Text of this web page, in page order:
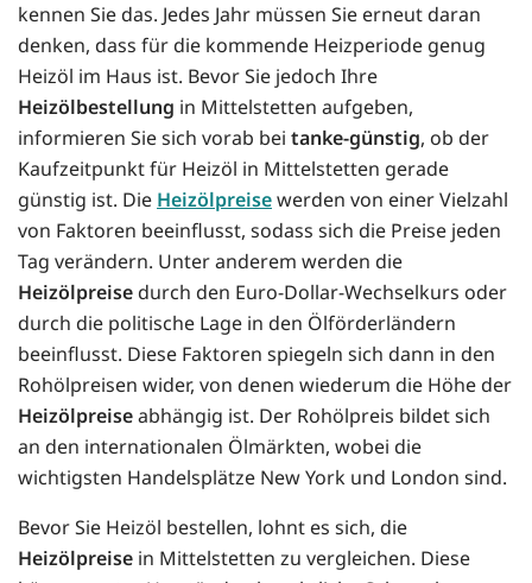
kennen Sie das. Jedes Jahr müssen Sie erneut daran
denken, dass für die kommende Heizperiode genug
Heizöl im Haus ist. Bevor Sie jedoch Ihre
Heizölbestellung in Mittelstetten aufgeben,
informieren Sie sich vorab bei tanke-günstig, ob der
Kaufzeitpunkt für Heizöl in Mittelstetten gerade
günstig ist. Die Heizölpreisewerden von einer Vielzahl
von Faktoren beeinflusst, sodass sich die Preise jeden
Tag verändern. Unter anderem werden die
Heizölpreise durch den Euro-Dollar-Wechselkurs oder
durch die politische Lage in den Ölförderländern
beeinflusst. Diese Faktoren spiegeln sich dann in den
Rohölpreisen wider, von denen wiederum die Höhe der
Heizölpreiseabhängig ist. Der Rohölpreis bildet sich
an den internationalen Ölmärkten, wobei die
wichtigsten Handelsplätze New York und London sind.
Bevor Sie Heizöl bestellen, lohnt es sich, die
Heizölpreise in Mittelstetten zu vergleichen. Diese